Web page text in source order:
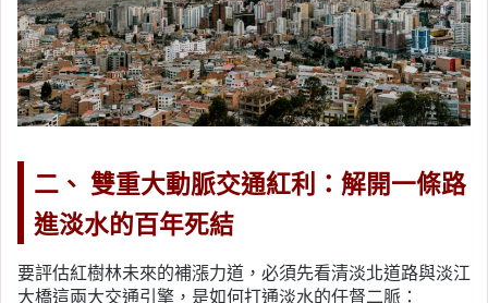
二、 雙重大動脈交通紅利：解開一條路
進淡水的百年死結
要評估紅樹林未來的補漲力道，必須先看清淡北道路與淡江
大橋這兩大交通引擎，是如何打通淡水的任督二脈：